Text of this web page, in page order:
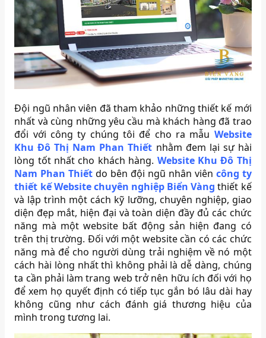
Đội ngũ nhân viên đã tham khảo những thiết kế mới
nhất và cùng những yêu cầu mà khách hàng đã trao
đổi với công ty chúng tôi để cho ra mẫu Website
Khu Đô Thị Nam Phan Thiết nhằm đem lại sự hài
lòng tốt nhất cho khách hàng. Website Khu Đô Thị
Nam Phan Thiết do bên đội ngũ nhân viên công ty
thiết kế Website chuyên nghiệp Biển Vàng thiết kế
và lập trình một cách kỹ lưỡng, chuyên nghiệp, giao
diện đẹp mắt, hiện đại và toàn diện đầy đủ các chức
năng mà một website bất động sản hiện đang có
trên thị trường. Đối với một website cần có các chức
năng mà để cho người dùng trải nghiệm về nó một
cách hài lòng nhất thì không phải là dễ dàng, chúng
ta cần phải làm trang web trở nên hữu ích đối với họ
để xem họ quyết định có tiếp tục gắn bó lâu dài hay
không cũng như cách đánh giá thương hiệu của
mình trong tương lai.